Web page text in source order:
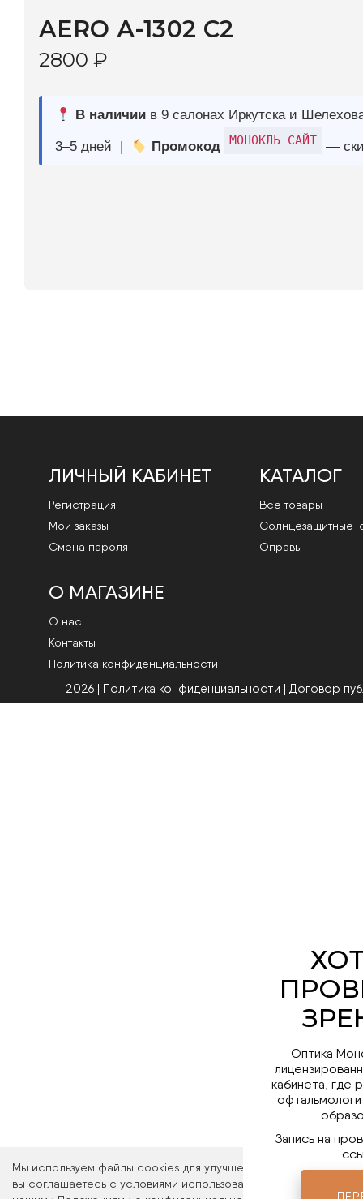
Мы используем файлы cookies для улучшения работы сайта.
вы соглашаетесь с условиями использования файлов cookies.
3–5 дней | Промокод
ЛИЧНЫЙ КАБИНЕТ
Регистрация
Мои заказы
Смена пароля
КАТАЛОГ
Все товары
Cолнцезащитные-
Оправы
О МАГАЗИНЕ
О нас
Контакты
Политика конфиденциальности
2026 | Политика конфиденциальности | Договор
Оптика
кабинета, где
Запись на